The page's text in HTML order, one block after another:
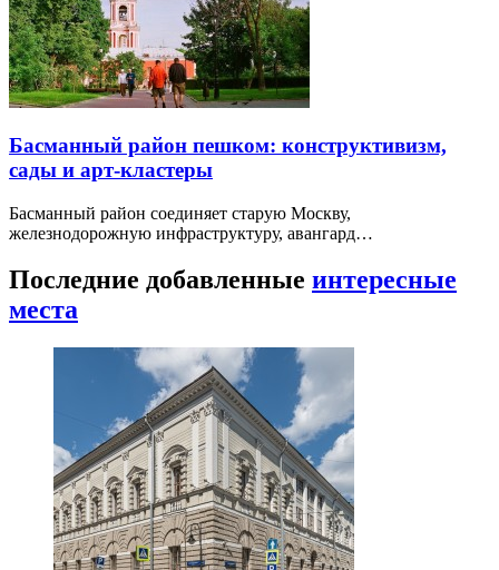
Басманный район пешком: конструктивизм,
сады и арт-кластеры
Басманный район соединяет старую Москву,
железнодорожную инфраструктуру, авангард…
Последние добавленные интересные
места